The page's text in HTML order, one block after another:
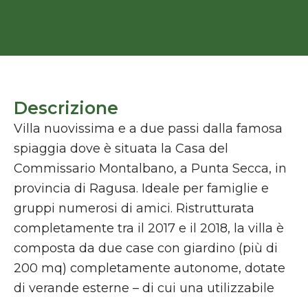
Descrizione
Villa nuovissima e a due passi dalla famosa
spiaggia dove è situata la Casa del
Commissario Montalbano, a Punta Secca, in
provincia di Ragusa. Ideale per famiglie e
gruppi numerosi di amici. Ristrutturata
completamente tra il 2017 e il 2018, la villa è
composta da due case con giardino (più di
200 mq) completamente autonome, dotate
di verande esterne – di cui una utilizzabile